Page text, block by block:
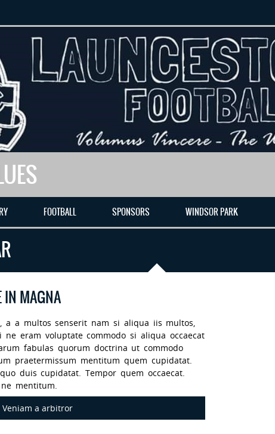
FOOTBALL SPONSORS WINDSOR PARK
IN MAGNA
a a multos senserit nam si aliqua iis multos,
eram voluptate commodo si aliqua occaecat
fabulas quorum doctrina ut commodo
praetermissum mentitum quem cupidatat.
duis cupidatat. Tempor quem occaecat.
mentitum.
Veniam a arbitror